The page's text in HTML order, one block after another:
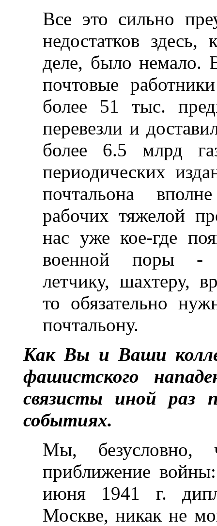
Все это сильно
недостатков
деле, было немало.
почтовые
более 51 тыс.
перевезли и
более 6.5 млрд
периодических
почтальона
рабочих тяжелой
нас уже кое-где
военной поры -
летчику, шахтеру,
то обязательно
почтальону.
Как Вы и Ваши
фашистского
связисты иной раз
событиях.
Мы, безусловно,
приближение
июня 1941 г.
Москве, никак не